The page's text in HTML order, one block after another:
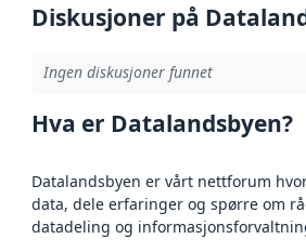
Diskusjoner på
Ingen diskusjoner funnet
Hva er Datalandsbyen?
Datalandsbyen er vårt nettforum
data, dele erfaringer og spørre om
datadeling og